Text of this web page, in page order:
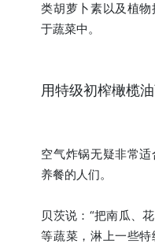
类胡萝卜素以及植
于蔬菜中。
用特级初榨橄榄
空气炸锅无疑非常
养餐的人们。
贝茨说：“把南瓜、
等蔬菜，淋上一些